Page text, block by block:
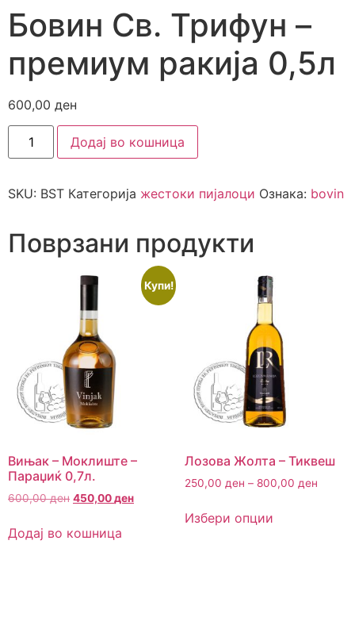
Бовин Св. Трифун –
премиум ракија 0,5л
600,00 ден
Додај во кошница
SKU: BST Категорија жестоки пијалоци Ознака: bovin
Поврзани продукти
Купи!
Вињак – Моклиште –
Параџиќ 0,7л.
600,00ден 450,00ден
Додај во кошница
Лозова Жолта – Тиквеш
250,00 ден – 800,00 ден
Избери опции